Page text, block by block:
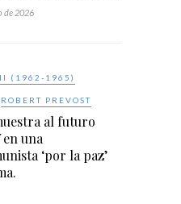
de 2026
II (1962-1965)
ROBERT PREVOST
al futuro
una
‘por la paz’